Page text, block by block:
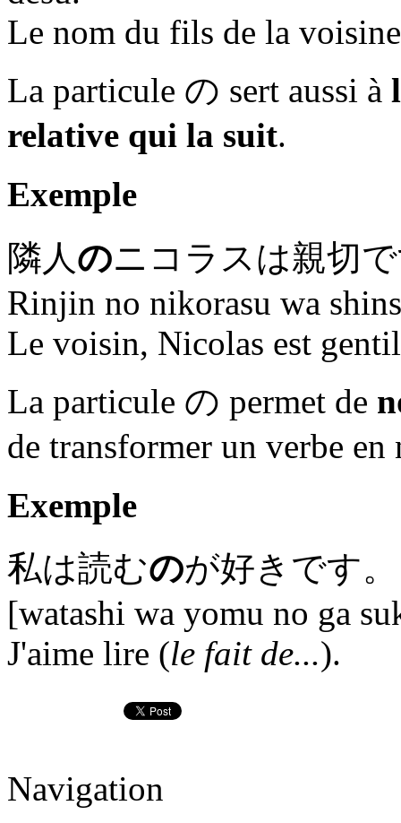
Le nom du fils de la
La particule の sert aussi à
relative qui la suit.
Exemple
隣人のニコラスは親切
Rinjin no nikorasu wa
Le voisin, Nicolas est
La particule の permet de
de transformer un verbe en
Exemple
私は読むのが好きです。
[watashi wa yomu no ga
J'aime lire (le fait de...).
Navigation